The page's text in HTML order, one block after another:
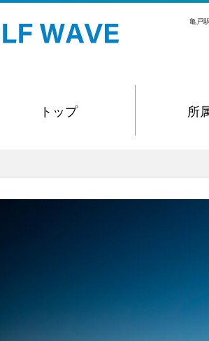
亀戸
トップ 所